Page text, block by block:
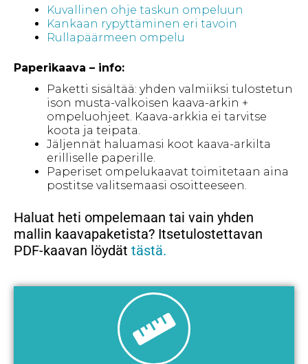
Kuvallinen ohje taskun ompeluun
Kankaan rypyttäminen eri tavoin
Rullapäärmeen ompelu
Paperikaava – info:
Paketti sisältää: yhden valmiiksi tulostetun
ison musta-valkoisen kaava-arkin +
ompeluohjeet. Kaava-arkkia ei tarvitse
koota ja teipata.
Jäljennät haluamasi koot kaava-arkilta
erilliselle paperille.
Paperiset ompelukaavat toimitetaan aina
postitse valitsemaasi osoitteeseen.
Haluat heti ompelemaan tai vain yhden
mallin kaavapaketista? Itsetulostettavan
PDF-kaavan löydät tästä.